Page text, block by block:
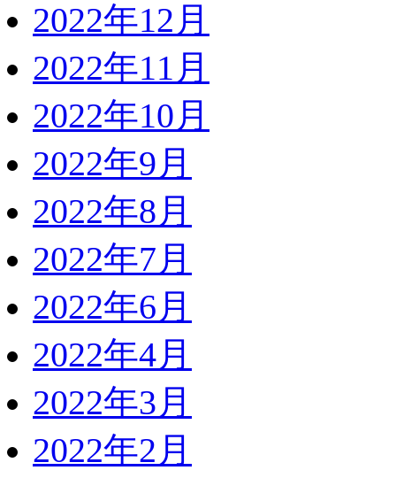
2022年12月
2022年11月
2022年10月
2022年9月
2022年8月
2022年7月
2022年6月
2022年4月
2022年3月
2022年2月